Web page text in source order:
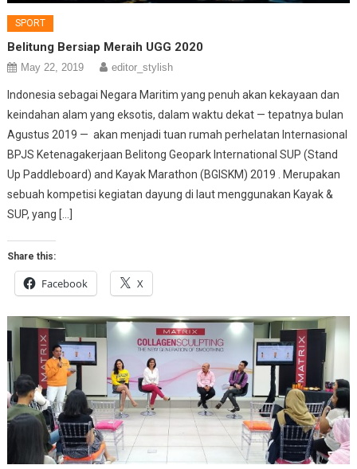
SPORT
Belitung Bersiap Meraih UGG 2020
May 22, 2019 editor_stylish
Indonesia sebagai Negara Maritim yang penuh akan kekayaan dan
keindahan alam yang eksotis, dalam waktu dekat — tepatnya bulan
Agustus 2019 — akan menjadi tuan rumah perhelatan Internasional
BPJS Ketenagakerjaan Belitong Geopark International SUP (Stand
Up Paddleboard) and Kayak Marathon (BGISKM) 2019 . Merupakan
sebuah kompetisi kegiatan dayung di laut menggunakan Kayak &
SUP, yang […]
Share this:
Facebook X